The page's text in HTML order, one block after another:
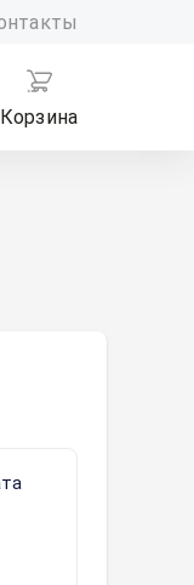
Корзина